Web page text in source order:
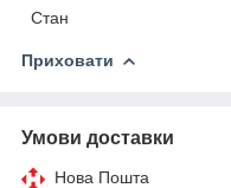
Стан
Приховати
Умови доставки
Нова Пошта